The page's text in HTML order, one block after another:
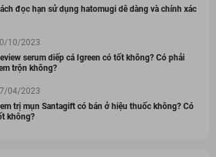
đọc hạn sử dụng hatomugi dễ dàng và chính xác
10/2023
serum diếp cá Igreen có tốt không? Có phải
trộn không?
04/2023
trị mụn Santagift có bán ở hiệu thuốc không? Có
không?